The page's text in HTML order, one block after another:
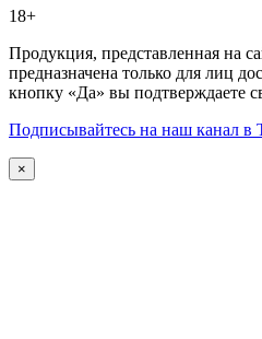
18+
Продукция, представленная на
предназначена только для лиц
кнопку «Да» вы подтверждаете
Подписывайтесь на наш канал в
×